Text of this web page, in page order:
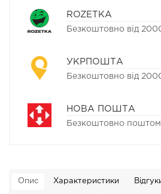
ROZETKA
Безкоштовно від
УКРПОШТА
Безкоштовно від
НОВА ПОШТА
Безкоштовно
Опис Характеристики